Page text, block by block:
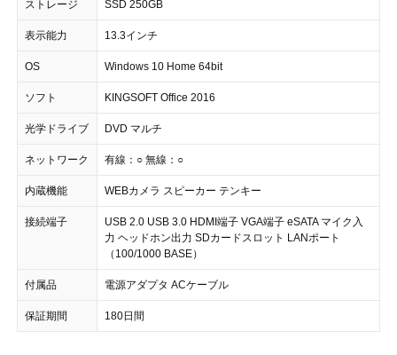
ストレージ SSD 250GB
表示能力 13.3インチ
OS Windows 10 Home 64bit
ソフト KINGSOFT Office 2016
光学ドライブ DVD マルチ
ネットワーク 有線：○ 無線：○
内蔵機能 WEBカメラ スピーカー テンキー
接続端子
USB 2.0 USB 3.0 HDMI端子 VGA端子 eSATA マイク入
力 ヘッドホン出力 SDカードスロット LANポート
（100/1000 BASE）
付属品 電源アダプタ ACケーブル
保証期間 180日間